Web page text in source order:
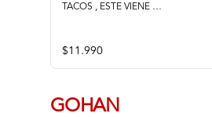
TACOS , ESTE VIENE
$11.990
GOHAN